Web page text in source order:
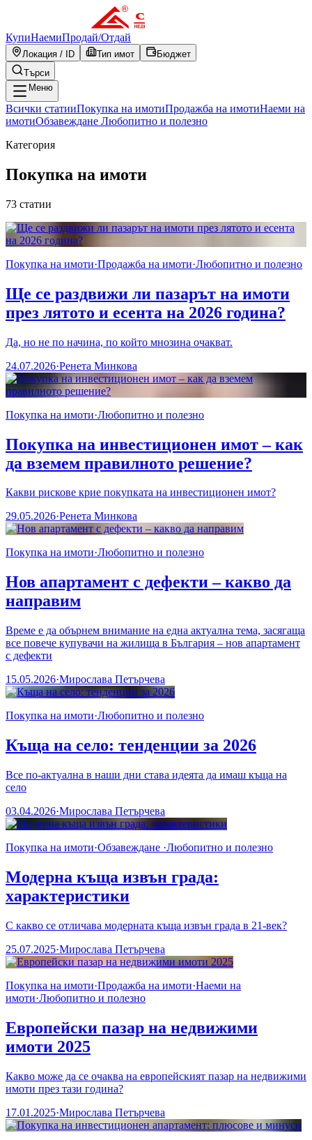
КупиНаемиПродай/Отдай
Локация / ID Тип имот
Бюджет
Търси
Меню
Всички статииПокупка на имотиПродажба на имотиНаеми на
имотиОбзавеждане Любопитно и полезно
Категория
Покупка на имоти
73 статии
Покупка на имоти·Продажба на имоти·Любопитно и полезно
Ще се раздвижи ли пазарът на имоти
през лятото и есента на 2026 година?
Да, но не по начина, по който мнозина очакват.
24.07.2026·Ренета Минкова
Покупка на имоти·Любопитно и полезно
Покупка на инвестиционен имот – как
да вземем правилното решение?
Какви рискове крие покупката на инвестиционен имот?
29.05.2026·Ренета Минкова
Покупка на имоти·Любопитно и полезно
Нов апартамент с дефекти – какво да
направим
Време е да обърнем внимание на една актуална тема, засягаща
все повече купувачи на жилища в България – нов апартамент
с дефекти
15.05.2026·Мирослава Петърчева
Покупка на имоти·Любопитно и полезно
Къща на село: тенденции за 2026
Все по-актуална в наши дни става идеята да имаш къща на
село
03.04.2026·Мирослава Петърчева
Покупка на имоти·Обзавеждане ·Любопитно и полезно
Модерна къща извън града:
характеристики
С какво се отличава модерната къща извън града в 21-век?
25.07.2025·Мирослава Петърчева
Покупка на имоти·Продажба на имоти·Наеми на
имоти·Любопитно и полезно
Европейски пазар на недвижими
имоти 2025
Какво може да се очаква на европейският пазар на недвижими
имоти през тази година?
17.01.2025·Мирослава Петърчева